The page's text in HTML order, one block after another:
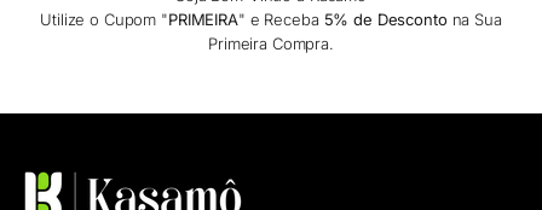
Utilize o Cupom "PRIMEIRA" e Receba 5% de Desconto na Sua
Primeira Compra.